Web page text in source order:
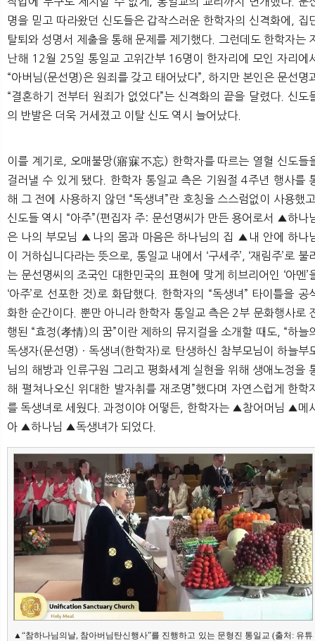
명을 믿고 따라왔던 신도들은 갑작스러운 한학자의 신격화에, 집
탈퇴와 성명서 제출을 통해 문제를 제기했다. 그런데도 한학자는
난해 12월 25일 통일교 고위간부 16명이 한자리에 모인 자리에
“아버님(문선명)은 원죄를 갖고 태어났다”, 하지만 본인은 문선명
“결혼하기 전부터 원죄가 없었다”는 신격화의 끝을 달렸다. 신도
의 반발은 더욱 거세졌고 이탈 신도 역시 늘어났다.
이를 계기로, 오매불망(寤寐不忘) 한학자를 따르는 열혈 신도들
걸러낼 수 있게 됐다. 한학자 통일교 측은 기원절 4주년 행사를
해 그 전에 사용하지 않던 “독생녀”란 호칭을 스스럼없이 사용했
신도들 역시 “아주”(편집자 주: 문선명씨가 만든 용어로서 ▲하나
은 나의 부모님 ▲나의 몸과 마음은 하나님의 집 ▲내 안에 하나
이 거하십니다라는 뜻으로, 통일교 내에서 ‘구세주’, ‘재림주’로 불
는 문선명씨의 조국인 대한민국의 표현에 맞게 히브리어인 ‘아멘’
‘아주’로 선포한 것)로 화답했다. 한학자의 “독생녀” 타이틀을 공
화한 순간이다. 뿐만 아니라 한학자 통일교 측은 2부 문화행사로
행된 “효정(孝情)의 꿈”이란 제하의 뮤지컬을 소개할 때도, “하늘
독생자(문선명) · 독생녀(한학자)로 탄생하신 참부모님이 하늘부
님의 해방과 인류구원 그리고 평화세계 실현을 위해 생애노정을
해 펼쳐나오신 위대한 발자취를 재조명”했다며 자연스럽게 한학
를 독생녀로 세웠다. 과정이야 어떻든, 한학자는 ▲참어머님 ▲메
아 ▲하나님 ▲독생녀가 되었다.
▲“참하나님의날, 참아버님탄신행사”를 진행하고 있는 문형진 통일교 (출처: 유튜